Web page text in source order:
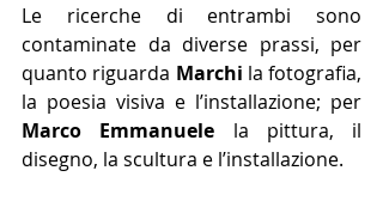
Le ricerche di entrambi sono
contaminate da diverse prassi, per
quanto riguarda Marchi la fotografia,
la poesia visiva e l’installazione; per
Marco Emmanuele la pittura, il
disegno, la scultura e l’installazione.